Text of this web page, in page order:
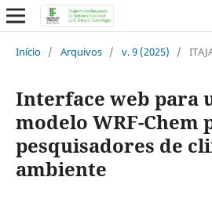
Início / Arquivos / v. 9 (2025) /
Interface web para
modelo WRF-Chem
pesquisadores de
ambiente